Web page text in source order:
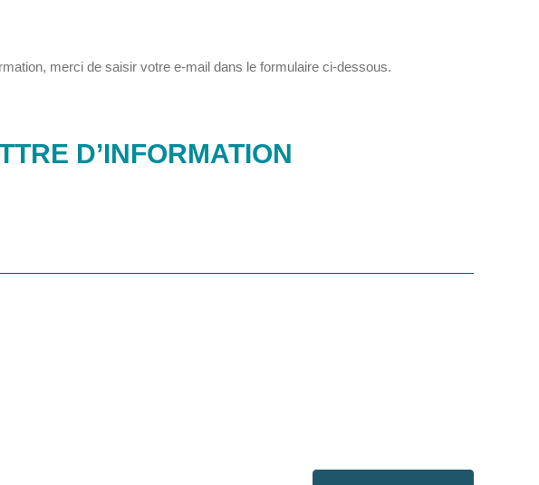
merci de saisir votre e-mail dans le formulaire ci-dessous.
D’INFORMATION